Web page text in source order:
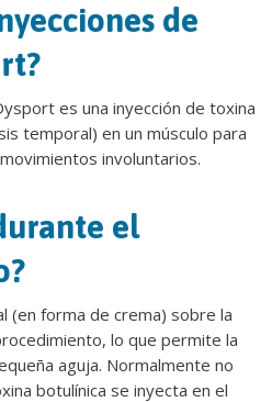
de
es una inyección de toxina
temporal) en un músculo para
involuntarios.
el
(en forma de crema) sobre la
lo que permite la
aguja. Normalmente no
botulínica se inyecta en el